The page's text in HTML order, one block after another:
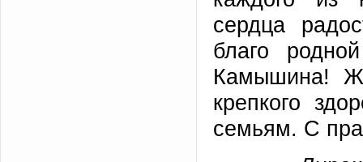
сердца
благо
Камышина!
крепкого
семьям. С